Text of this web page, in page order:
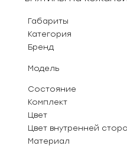
Габариты
Категория
Бренд
Модель
Состояние
Комплект
Цвет
Цвет внутренней
Материал